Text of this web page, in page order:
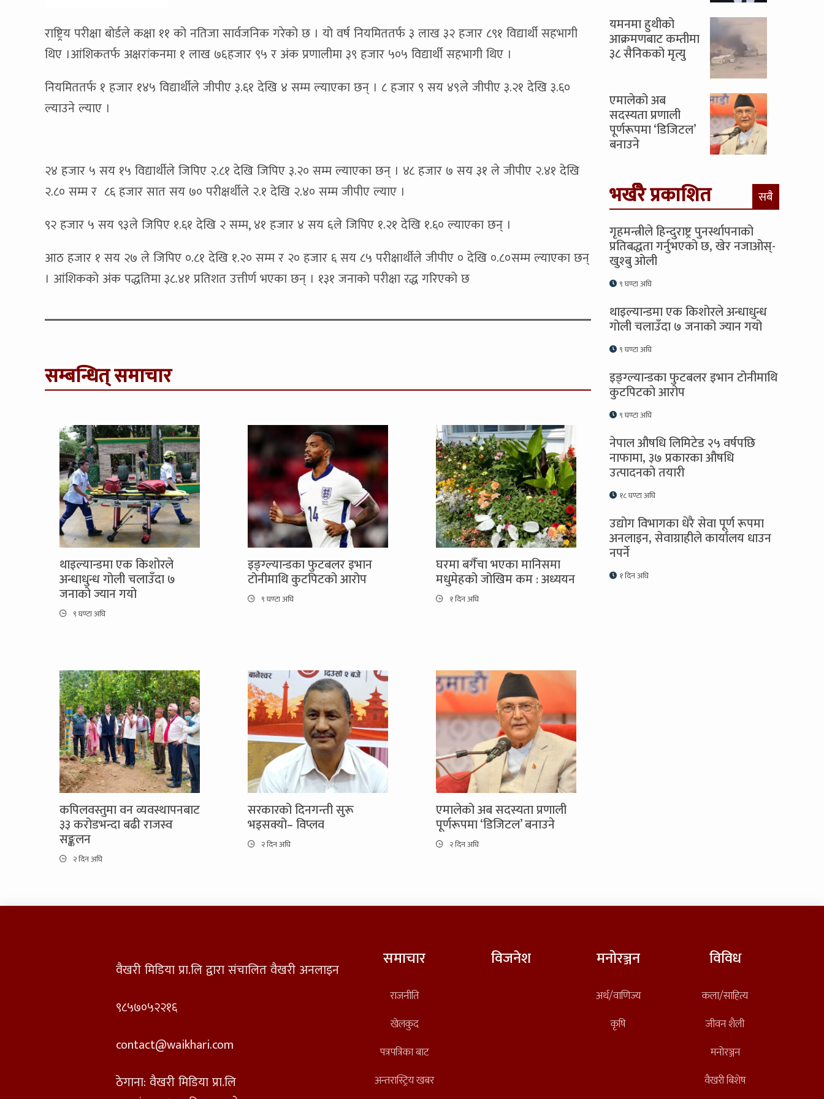
राष्ट्रिय परीक्षा बोर्डले कक्षा ११ को नतिजा सार्वजनिक गरेको छ । यो वर्ष नियमिततर्फ ३ लाख ३२ हजार ८९१ विद्यार्थी सहभागी
थिए ।आंशिकतर्फ अक्षरांकनमा १ लाख ७६हजार ९५ र अंक प्रणालीमा ३९ हजार ५०५ विद्यार्थी सहभागी थिए ।
नियमिततर्फ १ हजार १४५ विद्यार्थीले जीपीए ३.६१ देखि ४ सम्म ल्याएका छन् । ८ हजार ९ सय ४९ले जीपीए ३.२१ देखि ३.६०
ल्याउने ल्याए ।
२४ हजार ५ सय १५ विद्यार्थीले जिपिए २.८१ देखि जिपिए ३.२० सम्म ल्याएका छन् । ४८ हजार ७ सय ३१ ले जीपीए २.४१ देखि
२.८० सम्म र ८६ हजार सात सय ७० परीक्षर्थीले २.१ देखि २.४० सम्म जीपीए ल्याए ।
९२ हजार ५ सय ९३ले जिपिए १.६१ देखि २ सम्म, ४१ हजार ४ सय ६ले जिपिए १.२१ देखि १.६० ल्याएका छन् ।
आठ हजार १ सय २७ ले जिपिए ०.८१ देखि १.२० सम्म र २० हजार ६ सय ८५ परीक्षार्थीले जीपीए ० देखि ०.८०सम्म ल्याएका छन्
। आंशिकको अंक पद्धतिमा ३८.४१ प्रतिशत उत्तीर्ण भएका छन् । १३१ जनाको परीक्षा रद्ध गरिएको छ
सम्बन्धित् समाचार
थाइल्यान्डमा एक किशोरले
अन्धाधुन्ध गोली चलाउँदा ७
जनाको ज्यान गयो
९ घण्टा अघि
इङ्ग्ल्यान्डका फुटबलर इभान
टोनीमाथि कुटपिटको आरोप
९ घण्टा अघि
घरमा बगैँचा भएका मानिसमा
मधुमेहको जोखिम कम : अध्ययन
१ दिन अघि
कपिलवस्तुमा वन व्यवस्थापनबाट
३३ करोडभन्दा बढी राजस्व
सङ्कलन
२ दिन अघि
सरकारको दिनगन्ती सुरू
भइसक्यो– विप्लव
२ दिन अघि
एमालेको अब सदस्यता प्रणाली
पूर्णरूपमा ‘डिजिटल’ बनाउने
२ दिन अघि
यमनमा हुथीको
आक्रमणबाट कम्तीमा
३८ सैनिकको मृत्यु
एमालेको अब
सदस्यता प्रणाली
पूर्णरूपमा ‘डिजिटल’
बनाउने
भर्खरै प्रकाशित सबै
गृहमन्त्रीले हिन्दुराष्ट्र पुनर्स्थापनाको
प्रतिबद्धता गर्नुभएको छ, खेर नजाओस्-
खुश्बु ओली
९ घण्टा अघि
थाइल्यान्डमा एक किशोरले अन्धाधुन्ध
गोली चलाउँदा ७ जनाको ज्यान गयो
९ घण्टा अघि
इङ्ग्ल्यान्डका फुटबलर इभान टोनीमाथि
कुटपिटको आरोप
९ घण्टा अघि
नेपाल औषधि लिमिटेड २५ वर्षपछि
नाफामा, ३७ प्रकारका औषधि
उत्पादनको तयारी
१८ घण्टा अघि
उद्योग विभागका धेरै सेवा पूर्ण रूपमा
अनलाइन, सेवाग्राहीले कार्यालय धाउन
नपर्ने
१ दिन अघि
वैखरी मिडिया प्रा.लि द्वारा संचालित वैखरी अनलाइन
९८५७०५२२१६
contact@waikhari.com
ठेगाना: वैखरी मिडिया प्रा.लि
समाचार
राजनीति
खेलकुद
पत्रपत्रिका बाट
अन्तरास्ट्रिय खबर
विजनेश मनोरञ्जन
अर्थ/वाणिज्य
कृषि
विविध
कला/साहित्य
जीवन शैली
मनोरञ्जन
वैखरी बिशेष